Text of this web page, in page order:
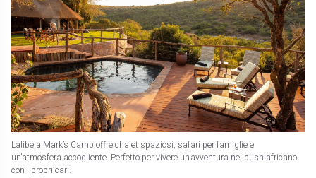
Lalibela Mark’s Camp offre chalet spaziosi, safari per famiglie e
un’atmosfera accogliente. Perfetto per vivere un’avventura nel bush africano
con i propri cari.